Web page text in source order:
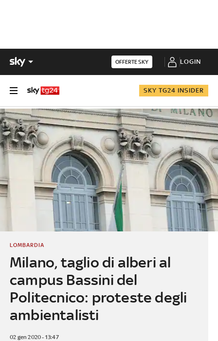
OFFERTE SKY LOGIN
SKY TG24 INSIDER
Milano, taglio di alberi al
campus Bassini del
Politecnico: proteste degli
ambientalisti
LOMBARDIA
02 gen 2020 - 13:47